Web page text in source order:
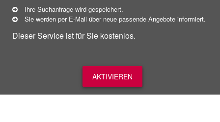
Ihre Suchanfrage wird gespeichert.
Sie werden per E-Mail über neue passende Angebote informiert.
Dieser Service ist für Sie kostenlos.
AKTIVIEREN